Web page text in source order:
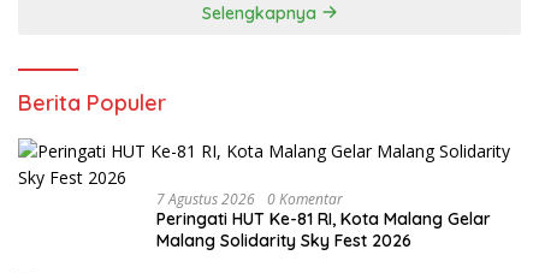
Selengkapnya
Berita Populer
7 Agustus 2026 0 Komentar
Peringati HUT Ke-81 RI, Kota Malang Gelar
Malang Solidarity Sky Fest 2026